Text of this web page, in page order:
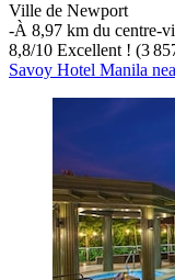
Ville de Newport
‐À 8,97 km du centre-
8,8/10 Excellent ! (3
Savoy Hotel Manila